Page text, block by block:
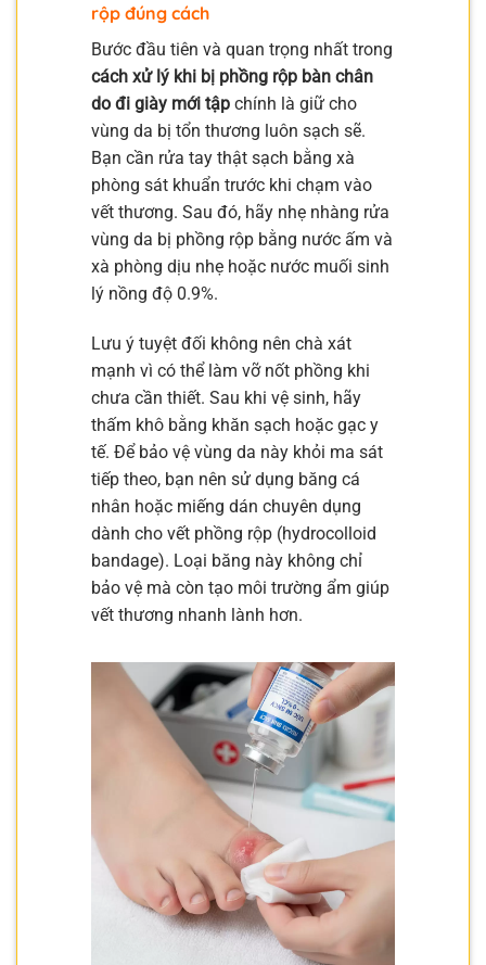
rộp đúng cách
Bước đầu tiên và quan trọng nhất trong
cách xử lý khi bị phồng rộp bàn chân
do đi giày mới tập chính là giữ cho
vùng da bị tổn thương luôn sạch sẽ.
Bạn cần rửa tay thật sạch bằng xà
phòng sát khuẩn trước khi chạm vào
vết thương. Sau đó, hãy nhẹ nhàng rửa
vùng da bị phồng rộp bằng nước ấm và
xà phòng dịu nhẹ hoặc nước muối sinh
lý nồng độ 0.9%.
Lưu ý tuyệt đối không nên chà xát
mạnh vì có thể làm vỡ nốt phồng khi
chưa cần thiết. Sau khi vệ sinh, hãy
thấm khô bằng khăn sạch hoặc gạc y
tế. Để bảo vệ vùng da này khỏi ma sát
tiếp theo, bạn nên sử dụng băng cá
nhân hoặc miếng dán chuyên dụng
dành cho vết phồng rộp (hydrocolloid
bandage). Loại băng này không chỉ
bảo vệ mà còn tạo môi trường ẩm giúp
vết thương nhanh lành hơn.